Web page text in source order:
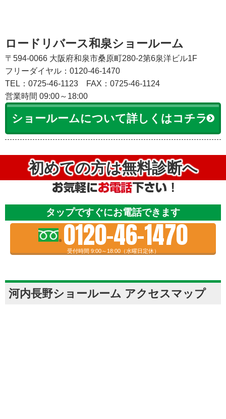
ロードリバース和泉ショールーム
〒594-0066 大阪府和泉市桑原町280-2第6泉洋ビル1F
フリーダイヤル：0120-46-1470
TEL：0725-46-1123
FAX：0725-46-1124
営業時間 09:00～18:00
ショールームについて詳しくはコチラ
初めての方は無料診断へ
タップですぐにお電話できます
0120-46-1470
受付時間 9:00～18:00（水曜日定休）
河内長野ショールーム アクセスマップ